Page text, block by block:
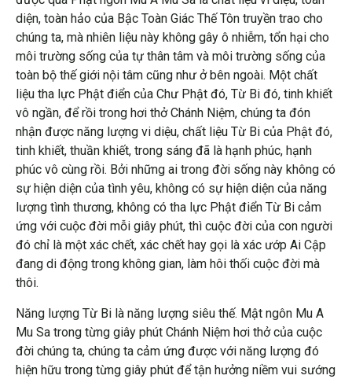
diện, toàn hảo của Bậc Toàn Giác Thế Tôn truyền trao cho
chúng ta, mà nhiên liệu này không gây ô nhiễm, tổn hại cho
môi trường sống của tự thân tâm và môi trường sống của
toàn bộ thế giới nội tâm cũng như ở bên ngoài. Một chất
liệu tha lực Phật điển của Chư Phật đó, Từ Bi đó, tinh khiết
vô ngần, để rồi trong hơi thở Chánh Niệm, chúng ta đón
nhận được năng lượng vi diệu, chất liệu Từ Bi của Phật đó,
tinh khiết, thuần khiết, trong sáng đã là hạnh phúc, hạnh
phúc vô cùng rồi. Bởi những ai trong đời sống này không có
sự hiện diện của tình yêu, không có sự hiện diện của năng
lượng tình thương, không có tha lực Phật điển Từ Bi cảm
ứng với cuộc đời mỗi giây phút, thì cuộc đời của con người
đó chỉ là một xác chết, xác chết hay gọi là xác ướp Ai Cập
đang di động trong không gian, làm hôi thối cuộc đời mà
thôi.
Năng lượng Từ Bi là năng lượng siêu thế. Mật ngôn Mu A
Mu Sa trong từng giây phút Chánh Niệm hơi thở của cuộc
đời chúng ta, chúng ta cảm ứng được với năng lượng đó
hiện hữu trong từng giây phút để tận hưởng niềm vui sướng